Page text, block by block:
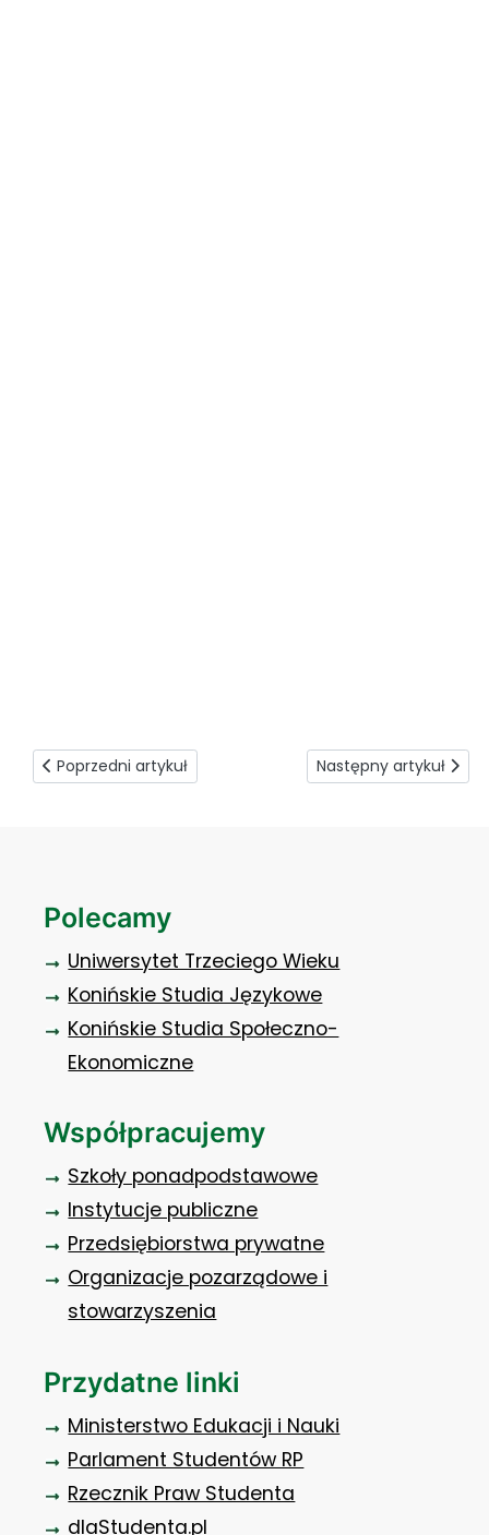
Poprzedni artykuł: Rachunkowość i podatki - przedłużona
Poprzedni artykuł Następny artykuł:
Następny artykuł
Polecamy
Uniwersytet Trzeciego Wieku
Konińskie Studia Językowe
Konińskie Studia Społeczno-
Ekonomiczne
Współpracujemy
Szkoły ponadpodstawowe
Instytucje publiczne
Przedsiębiorstwa prywatne
Organizacje pozarządowe i
stowarzyszenia
Przydatne linki
Ministerstwo Edukacji i Nauki
Parlament Studentów RP
Rzecznik Praw Studenta
dlaStudenta.pl